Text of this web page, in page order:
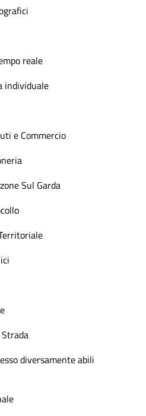
reale
individuale
e Commercio
Sul Garda
diversamente abili